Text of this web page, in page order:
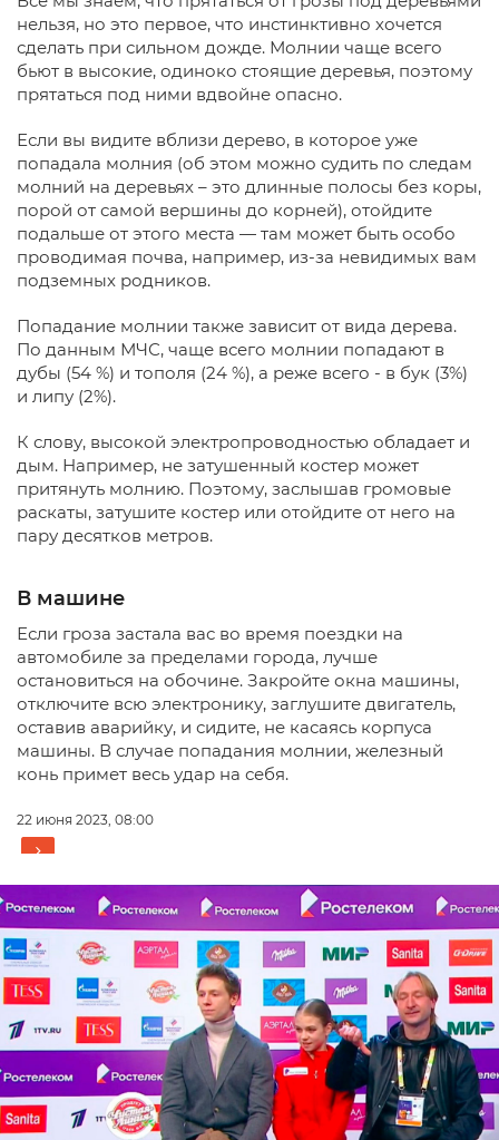
нельзя, но это первое, что инстинктивно хочется
сделать при сильном дожде. Молнии чаще всего
бьют в высокие, одиноко стоящие деревья, поэтому
прятаться под ними вдвойне опасно.
Если вы видите вблизи дерево, в которое уже
попадала молния (об этом можно судить по следам
молний на деревьях – это длинные полосы без коры,
порой от самой вершины до корней), отойдите
подальше от этого места — там может быть особо
проводимая почва, например, из-за невидимых вам
подземных родников.
Попадание молнии также зависит от вида дерева.
По данным МЧС, чаще всего молнии попадают в
дубы (54 %) и тополя (24 %), а реже всего - в бук (3%)
и липу (2%).
К слову, высокой электропроводностью обладает и
дым. Например, не затушенный костер может
притянуть молнию. Поэтому, заслышав громовые
раскаты, затушите костер или отойдите от него на
пару десятков метров.
В машине
Если гроза застала вас во время поездки на
автомобиле за пределами города, лучше
остановиться на обочине. Закройте окна машины,
отключите всю электронику, заглушите двигатель,
оставив аварийку, и сидите, не касаясь корпуса
машины. В случае попадания молнии, железный
конь примет весь удар на себя.
22 июня 2023, 08:00